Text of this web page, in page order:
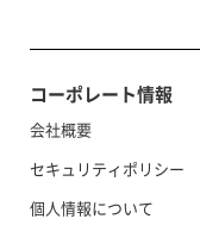
コーポレート情報
会社概要
セキュリティポリシー
個人情報について